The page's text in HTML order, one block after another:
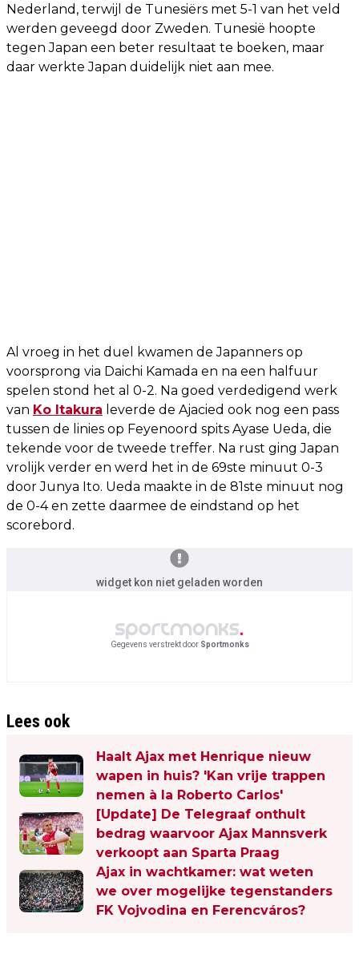
Nederland, terwijl de Tunesiërs met 5-1 van het veld
werden geveegd door Zweden. Tunesië hoopte
tegen Japan een beter resultaat te boeken, maar
daar werkte Japan duidelijk niet aan mee.
Al vroeg in het duel kwamen de Japanners op
voorsprong via Daichi Kamada en na een halfuur
spelen stond het al 0-2. Na goed verdedigend werk
van Ko Itakura leverde de Ajacied ook nog een pass
tussen de linies op Feyenoord spits Ayase Ueda, die
tekende voor de tweede treffer. Na rust ging Japan
vrolijk verder en werd het in de 69ste minuut 0-3
door Junya Ito. Ueda maakte in de 81ste minuut nog
de 0-4 en zette daarmee de eindstand op het
scorebord.
widget kon niet geladen worden
Gegevens verstrekt door Sportmonks
Lees ook
Haalt Ajax met Henrique nieuw
wapen in huis? 'Kan vrije trappen
nemen à la Roberto Carlos'
[Update] De Telegraaf onthult
bedrag waarvoor Ajax Mannsverk
verkoopt aan Sparta Praag
Ajax in wachtkamer: wat weten
we over mogelijke tegenstanders
FK Vojvodina en Ferencváros?